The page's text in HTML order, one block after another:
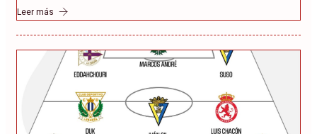
Leer más